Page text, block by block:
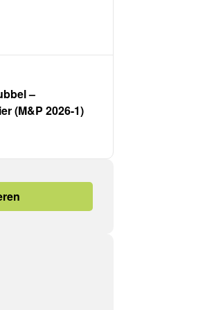
–
(M&P 2026-1)